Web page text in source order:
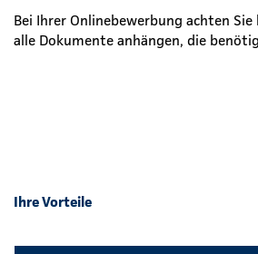
Bei Ihrer Onlinebewerbung achten
alle Dokumente anhängen, die
Ihre Vorteile